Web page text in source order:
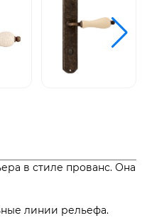
в стиле прованс. Она
линии рельефа.